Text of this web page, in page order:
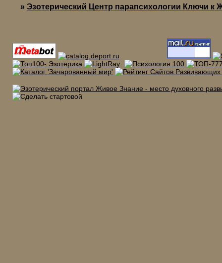
» Эзотерический Центр парапсихологии Ключи к